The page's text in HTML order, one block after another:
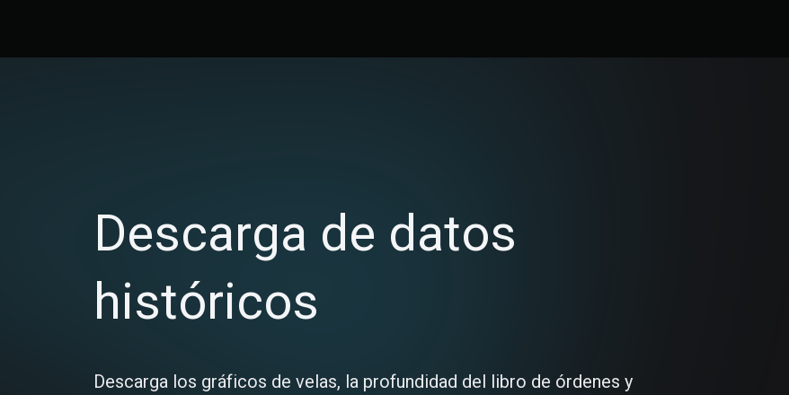
Descarga de datos
históricos
Descarga los gráficos de velas, la profundidad del libro de órdenes y